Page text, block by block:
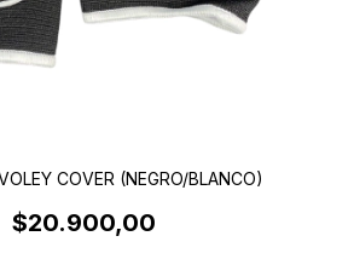
COVER (NEGRO/BLANCO)
$20.900,00